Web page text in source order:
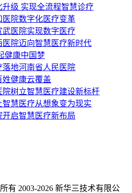
级 实现全流程智慧诊疗
院数字化医疗变革
医院实现数字医疗
院迈向智慧医疗新时代
健康中国梦
地河南省人民医院
姓健康云覆盖
树立智慧医疗建设新标杆
慧医疗从想象变为现实
启智慧医疗新布局
有 2003-2026 新华三技术有限公